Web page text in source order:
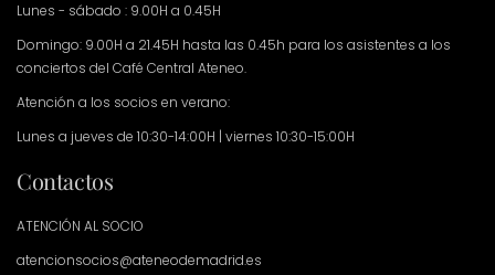
Lunes - sábado : 9.00H a 0.45H
Domingo: 9.00H a 21.45H hasta las 0.45h para los asistentes a los
conciertos del Café Central Ateneo.
Atención a los socios en verano:
Lunes a jueves de 10:30-14:00H | viernes 10:30-15:00H
Contactos
ATENCIÓN AL SOCIO
atencionsocios@ateneodemadrid.es